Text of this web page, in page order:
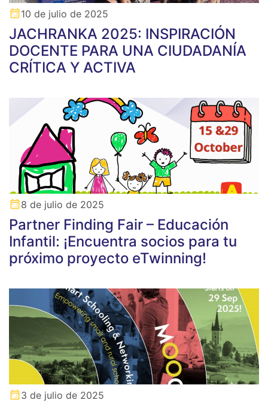
10 de julio de 2025
JACHRANKA 2025: INSPIRACIÓN
DOCENTE PARA UNA CIUDADANÍA
CRÍTICA Y ACTIVA
8 de julio de 2025
Partner Finding Fair – Educación
Infantil: ¡Encuentra socios para tu
próximo proyecto eTwinning!
3 de julio de 2025